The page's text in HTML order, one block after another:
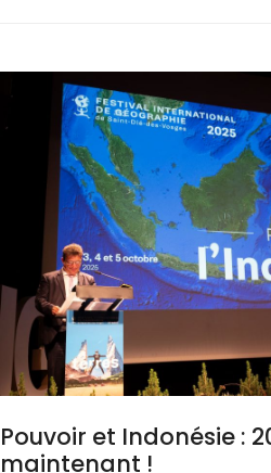
Pouvoir et Indonésie :
maintenant !